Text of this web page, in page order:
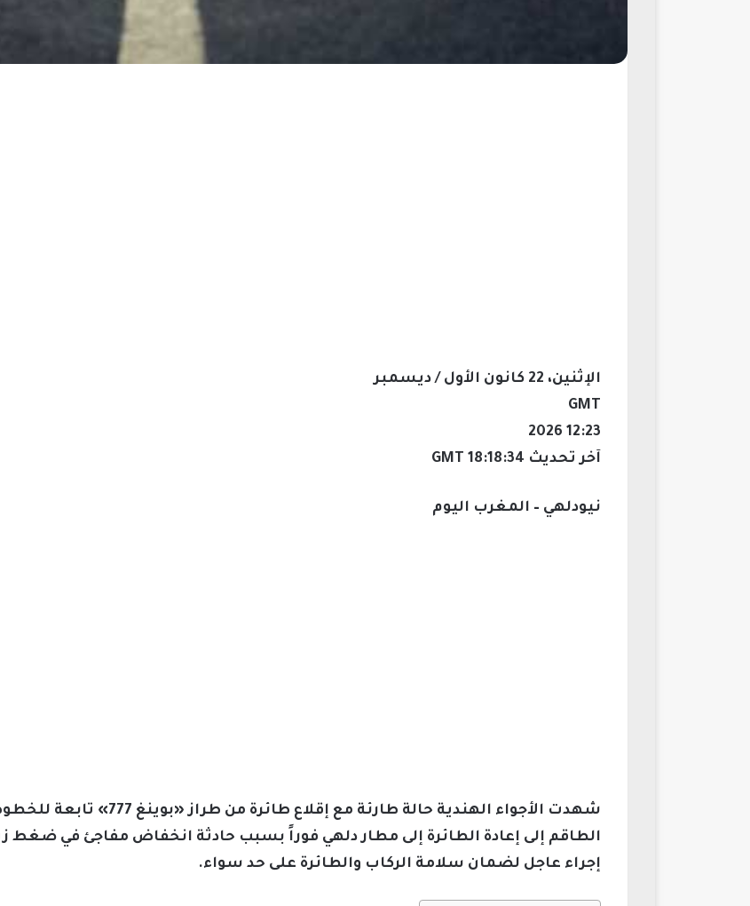
الإثنين، 22 كانون الأول / ديسمبر
GMT
12:23 2026
آخر تحديث 18:18:34 GMT
نيودلهي – المغرب اليوم
شهدت الأجواء الهندية حالة
الطاقم إلى إعادة الطائرة إلى مطار دلهي فوراً بسبب حادثة انخفاض مفاجئ في ضغط
إجراء عاجل لضمان سلامة الركاب والطائرة على حد سواء.